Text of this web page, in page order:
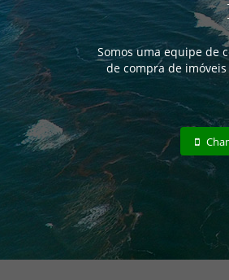
Somos uma equipe de
de compra de